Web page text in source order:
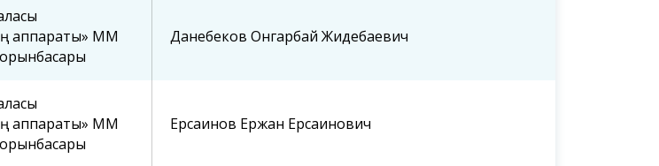
қаласы
және Астана
сайланым
назарына!
Бюджеттік бағдарламаның
аппараты» ММ
Данебеков Онгарбай Жидебаевич
аппараты» ММ
Ерсаинов Ержан Ерсаинович